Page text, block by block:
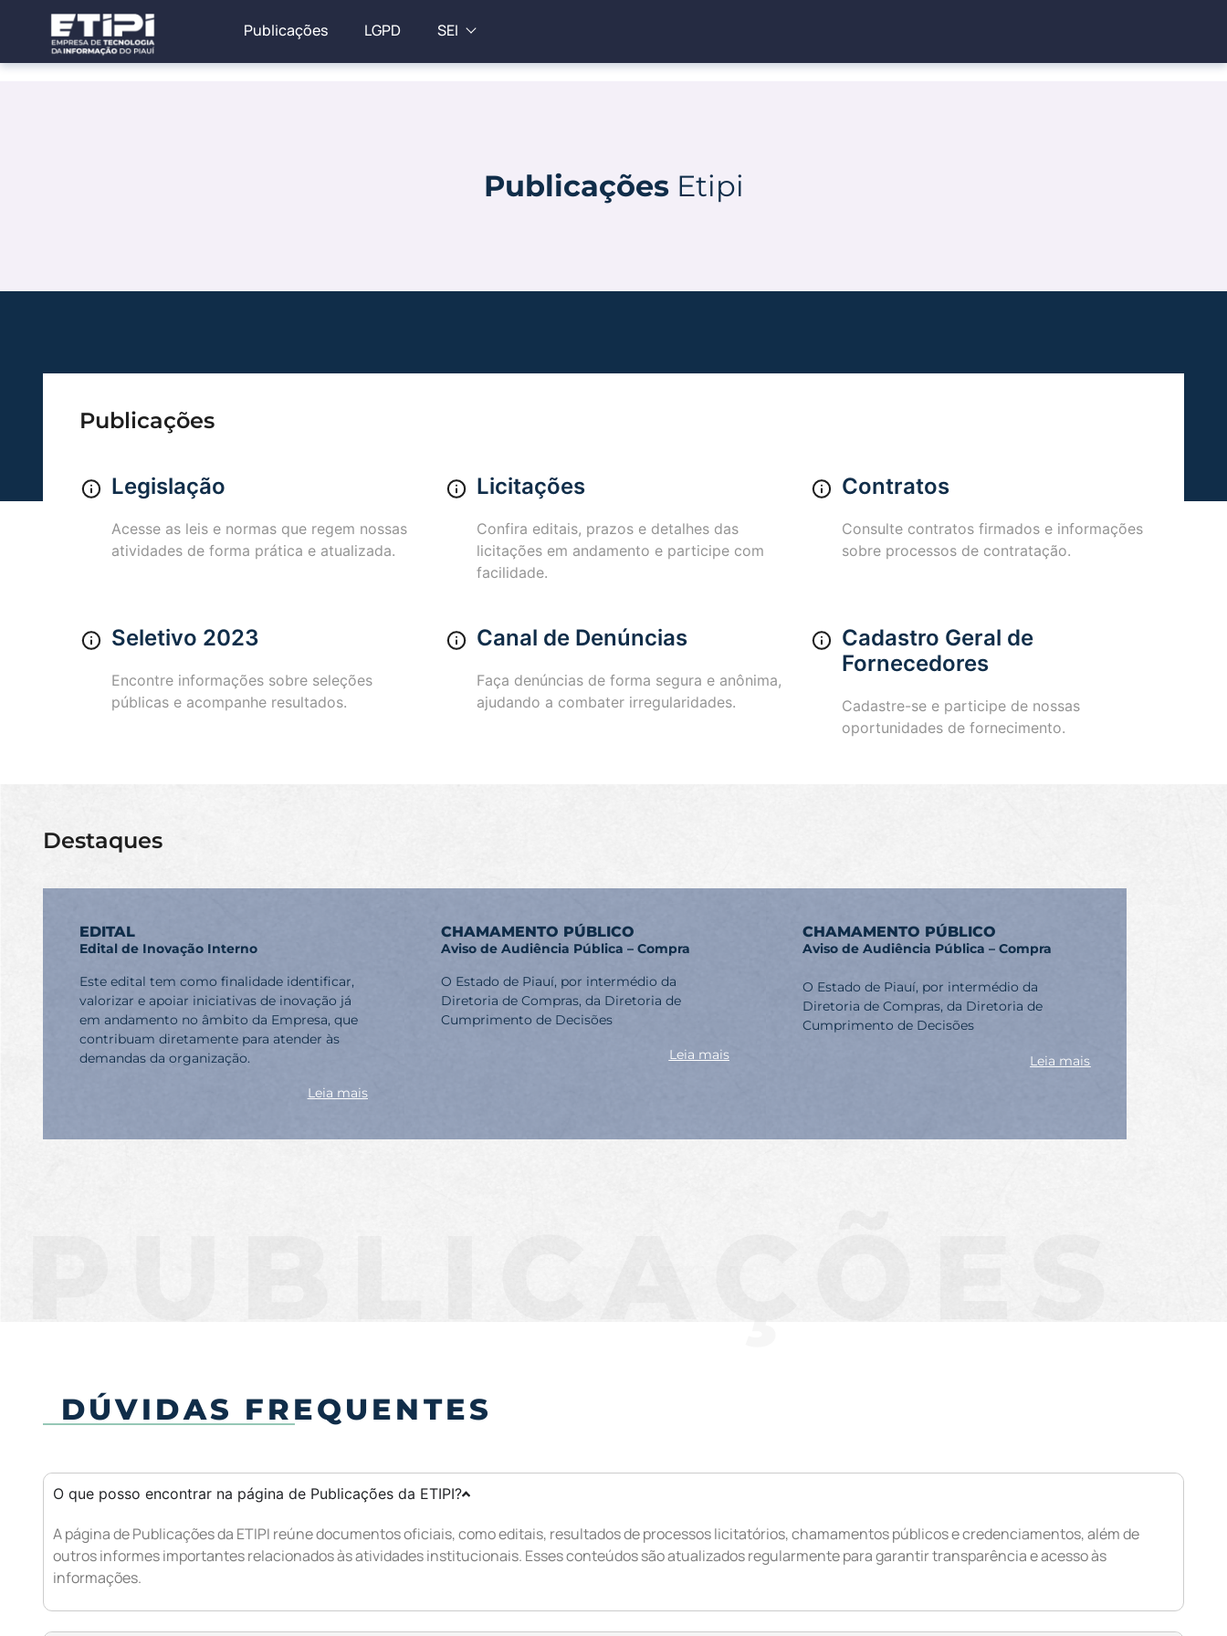
Publicações LGPD SEI
PublicaçõesEtipi
Publicações
Legislação
Acesse as leis e normas que regem nossas
atividades de forma prática e atualizada.
Licitações
Confira editais, prazos e detalhes das
licitações em andamento e participe com
facilidade.
Contratos
Consulte contratos firmados e informações
sobre processos de contratação.
Seletivo 2023
Encontre informações sobre seleções
públicas e acompanhe resultados.
Canal de Denúncias
Faça denúncias de forma segura e anônima,
ajudando a combater irregularidades.
Cadastro Geral de
Fornecedores
Cadastre-se e participe de nossas
oportunidades de fornecimento.
Destaques
EDITAL
Edital de Inovação Interno
Este edital tem como finalidade identificar,
valorizar e apoiar iniciativas de inovação já
em andamento no âmbito da Empresa, que
contribuam diretamente para atender às
demandas da organização.
Leia mais
CHAMAMENTO PÚBLICO
Aviso de Audiência Pública – Compra
O Estado de Piauí, por intermédio da
Diretoria de Compras, da Diretoria de
Cumprimento de Decisões
Leia mais
CHAMAMENTO PÚBLICO
Aviso de Audiência Pública – Compra
O Estado de Piauí, por intermédio da
Diretoria de Compras, da Diretoria de
Cumprimento de Decisões
Leia mais
PUBLICAÇÕES
DÚVIDAS FREQUENTES
O que posso encontrar na página de Publicações da ETIPI?
A página de Publicações da ETIPI reúne documentos oficiais, como editais, resultados de processos licitatórios, chamamentos públicos e credenciamentos, além de
outros informes importantes relacionados às atividades institucionais. Esses conteúdos são atualizados regularmente para garantir transparência e acesso às
informações.